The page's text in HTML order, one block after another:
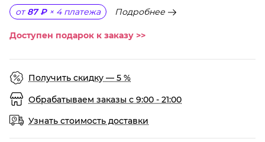
от 87 ₽ × 4 платежа Подробнее
Доступен подарок к заказу >>
Получить скидку — 5 %
Обрабатываем заказы с 9:00 - 21:00
Узнать стоимость доставки